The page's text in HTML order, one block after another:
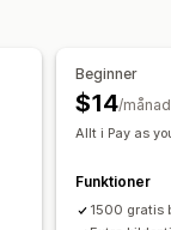
Insikter och tips
Beginner
$14/månad
Allt i Pay as
Funktioner
1500 gratis